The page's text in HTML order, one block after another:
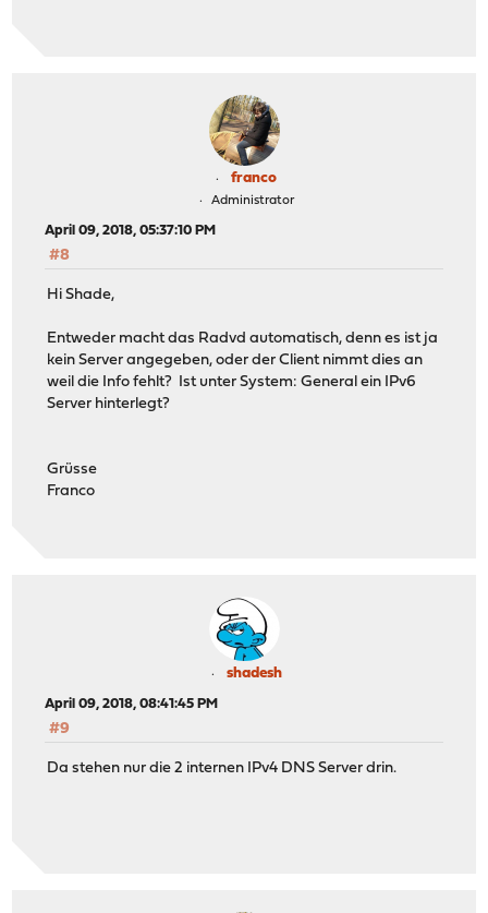
franco
Administrator
April 09, 2018, 05:37:10 PM
#8
Hi Shade,
Entweder macht das Radvd automatisch, denn es ist ja
kein Server angegeben, oder der Client nimmt dies an
weil die Info fehlt? Ist unter System: General ein IPv6
Server hinterlegt?
Grüsse
Franco
shadesh
April 09, 2018, 08:41:45 PM
#9
Da stehen nur die 2 internen IPv4 DNS Server drin.